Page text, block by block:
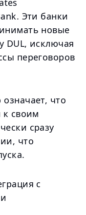
Эти банки
новые
DUL, исключая
переговоров
что
к своим
сразу
что
с